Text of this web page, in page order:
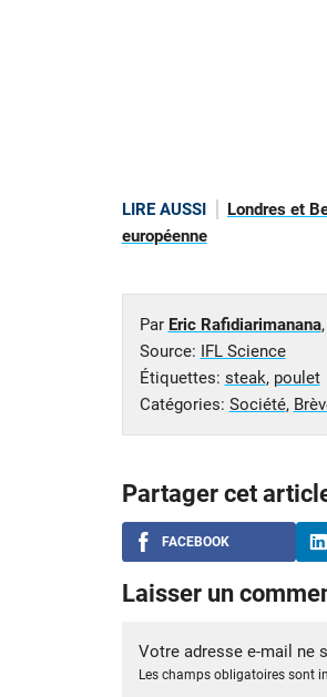
LIRE AUSSI
Londres et
européenne
Par Eric Rafidiarimanana
Source:
IFL Science
Étiquettes: steak, poulet
Catégories: Société,
Partager cet
FACEBOOK
Laisser un
Votre adresse e-mail ne
Les champs obligatoires sont